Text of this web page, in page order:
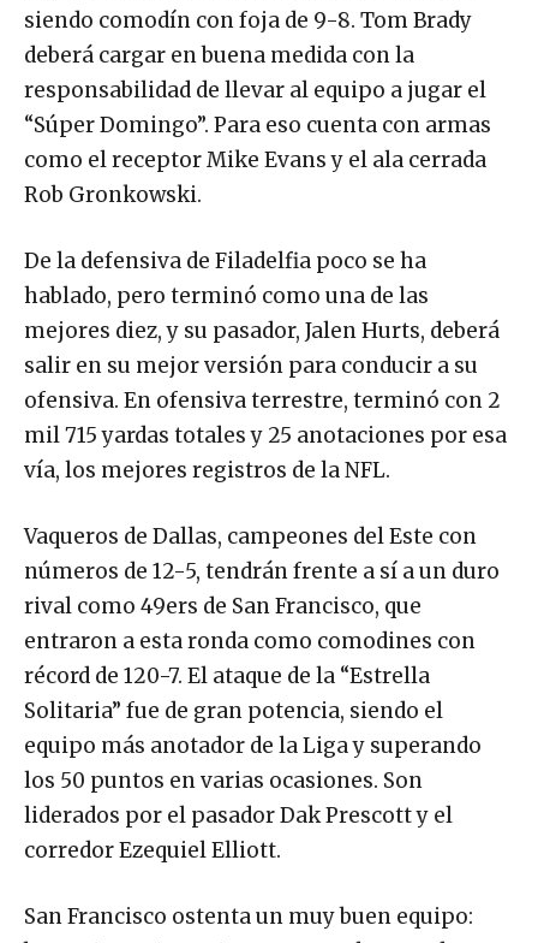
siendo comodín con foja de 9-8. Tom Brady
deberá cargar en buena medida con la
responsabilidad de llevar al equipo a jugar el
“Súper Domingo”. Para eso cuenta con armas
como el receptor Mike Evans y el ala cerrada
Rob Gronkowski.
De la defensiva de Filadelfia poco se ha
hablado, pero terminó como una de las
mejores diez, y su pasador, Jalen Hurts, deberá
salir en su mejor versión para conducir a su
ofensiva. En ofensiva terrestre, terminó con 2
mil 715 yardas totales y 25 anotaciones por esa
vía, los mejores registros de la NFL.
Vaqueros de Dallas, campeones del Este con
números de 12-5, tendrán frente a sí a un duro
rival como 49ers de San Francisco, que
entraron a esta ronda como comodines con
récord de 120-7. El ataque de la “Estrella
Solitaria” fue de gran potencia, siendo el
equipo más anotador de la Liga y superando
los 50 puntos en varias ocasiones. Son
liderados por el pasador Dak Prescott y el
corredor Ezequiel Elliott.
San Francisco ostenta un muy buen equipo: